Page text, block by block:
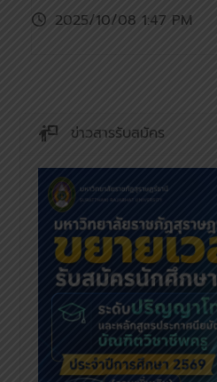
2025/10/08 1:47 PM
ข่าวสารรับสมัคร